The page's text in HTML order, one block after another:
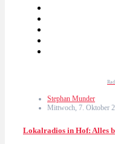
Stephan Munder
Mittwoch, 7. Oktober
Lokalradios in Hof: Alles